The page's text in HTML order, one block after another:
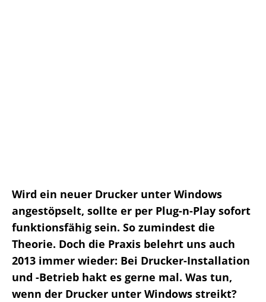
Wird ein neuer Drucker unter Windows
angestöpselt, sollte er per Plug-n-Play sofort
funktionsfähig sein. So zumindest die
Theorie. Doch die Praxis belehrt uns auch
2013 immer wieder: Bei Drucker-Installation
und -Betrieb hakt es gerne mal. Was tun,
wenn der Drucker unter Windows streikt?